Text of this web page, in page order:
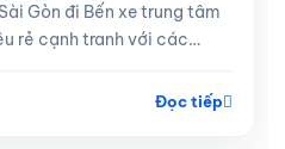
Gòn đi Bến xe trung tâm
rẻ cạnh tranh với các
Đọc tiếp